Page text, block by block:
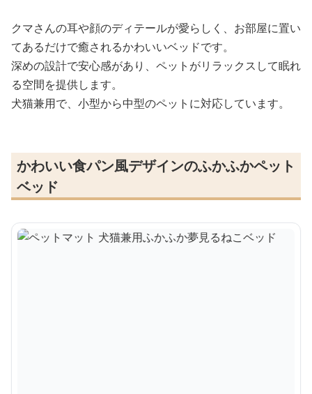
クマさんの耳や顔のディテールが愛らしく、お部屋に置い
てあるだけで癒されるかわいいベッドです。
深めの設計で安心感があり、ペットがリラックスして眠れ
る空間を提供します。
犬猫兼用で、小型から中型のペットに対応しています。
かわいい食パン風デザインのふかふかペット
ベッド